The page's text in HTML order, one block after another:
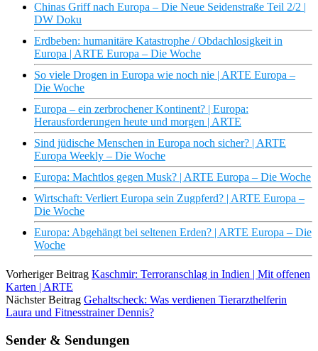
Chinas Griff nach Europa – Die Neue Seidenstraße Teil 2/2 |
DW Doku
Erdbeben: humanitäre Katastrophe / Obdachlosigkeit in
Europa | ARTE Europa – Die Woche
So viele Drogen in Europa wie noch nie | ARTE Europa –
Die Woche
Europa – ein zerbrochener Kontinent? | Europa:
Herausforderungen heute und morgen | ARTE
Sind jüdische Menschen in Europa noch sicher? | ARTE
Europa Weekly – Die Woche
Europa: Machtlos gegen Musk? | ARTE Europa – Die Woche
Wirtschaft: Verliert Europa sein Zugpferd? | ARTE Europa –
Die Woche
Europa: Abgehängt bei seltenen Erden? | ARTE Europa – Die
Woche
Vorheriger Beitrag Kaschmir: Terroranschlag in Indien | Mit offenen
Karten | ARTE
Nächster Beitrag Gehaltscheck: Was verdienen Tierarzthelferin
Laura und Fitnesstrainer Dennis?
Sender & Sendungen